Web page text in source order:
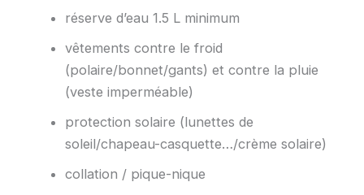
réserve d’eau 1.5 L minimum
vêtements contre le froid
(polaire/bonnet/gants) et contre la pluie
(veste imperméable)
protection solaire (lunettes de
soleil/chapeau-casquette…/crème solaire)
collation / pique-nique